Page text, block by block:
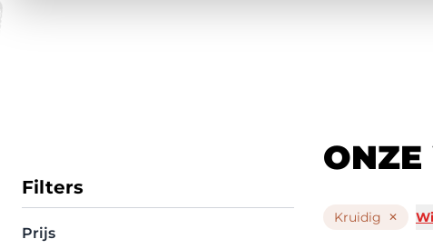
Filters
Prijs
Kruidig ✕